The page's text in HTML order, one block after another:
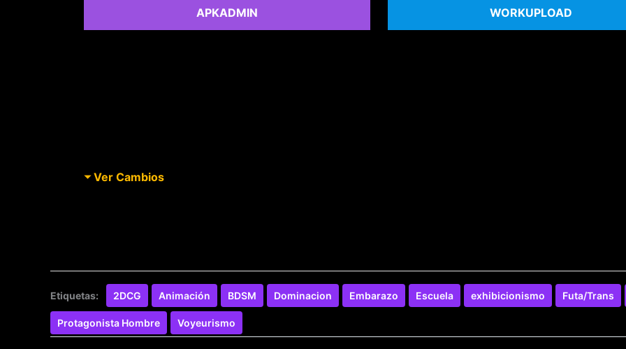
APKADMIN WORKUPLOAD
Ver Cambios
Etiquetas: 2DCG Animación BDSM Dominacion Embarazo Escuela exhibicionismo Futa/Trans
Protagonista Hombre Voyeurismo